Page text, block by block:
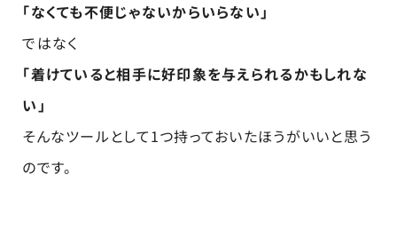
「なくても不便じゃないからいらない」
ではなく
「着けていると相手に好印象を与えられるかもしれな
い」
そんなツールとして1つ持っておいたほうがいいと思う
のです。